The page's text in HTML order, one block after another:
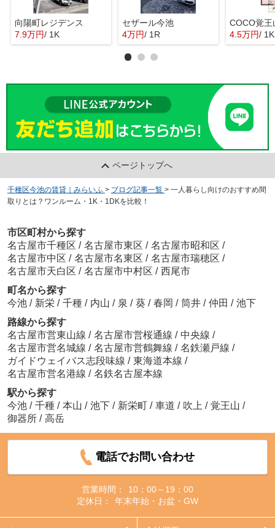
向陽町レジデンス
7.9万円/ 1K
セザール今池
4万円/ 1R
COCO覚王
4.5万円/ 1K
ページトップへ
千種区今池の賃貸｜みらいふ > ブログ記事一覧 > 一人暮らし向けのおすすめ間
取りとは？ワンルーム・1K・1DKを比較！
市区町村から探す
名古屋市千種区 / 名古屋市東区 / 名古屋市昭和区 /
名古屋市中区 / 名古屋市名東区 / 名古屋市瑞穂区 /
名古屋市天白区 / 名古屋市中村区 / 西尾市
町名から探す
今池 / 新栄 / 千種 / 内山 / 泉 / 葵 / 春岡 / 筒井 / 仲田 / 池下
路線から探す
名古屋市営東山線 / 名古屋市営桜通線 / 中央線 /
名古屋市営名城線 / 名古屋市営鶴舞線 / 名鉄瀬戸線 /
ガイドウェイバス志段味線 / 東海道本線 /
名古屋市営名港線 / 名鉄名古屋本線
駅から探す
今池 / 千種 / 本山 / 池下 / 新栄町 / 車道 / 吹上 / 覚王山 /
御器所 / 高岳
電話でお問い合わせ
営業時間：
10：00～19：00
定休日：
年末年始・お盆・GW